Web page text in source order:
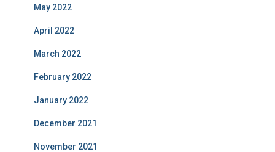
May 2022
April 2022
March 2022
February 2022
January 2022
December 2021
November 2021